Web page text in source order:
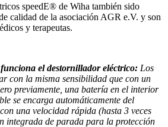
speedE® de Wiha también sido
calidad de la asociación AGR e.V. y son
y terapeutas.
el destornillador eléctrico: Los
con la misma sensibilidad que con un
previamente, una batería en el interior
se encarga automáticamente del
una velocidad rápida (hasta 3 veces
integrada de parada para la protección